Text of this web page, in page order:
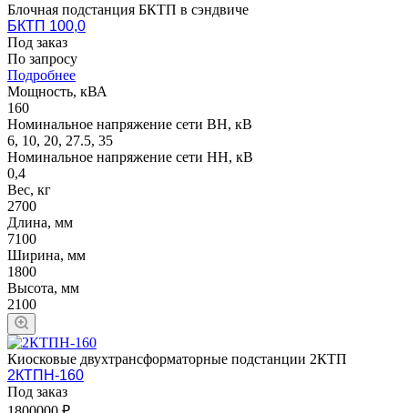
Блочная подстанция БКТП в сэндвиче
БКТП 100,0
Под заказ
По запросу
Подробнее
Мощность, кВА
160
Номинальное напряжение сети ВН, кВ
6, 10, 20, 27.5, 35
Номинальное напряжение сети НН, кВ
0,4
Вес, кг
2700
Длина, мм
7100
Ширина, мм
1800
Высота, мм
2100
Киосковые двухтрансформаторные подстанции 2КТП
2КТПН-160
Под заказ